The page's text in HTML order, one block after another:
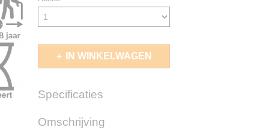
IN WINKELWAGEN
Specificaties
EAN code
Omschrijving